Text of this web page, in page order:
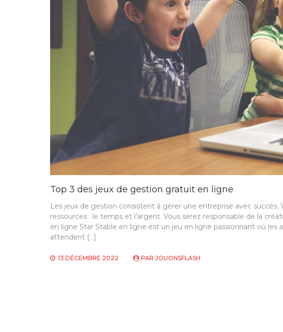
Top 3 des jeux de gestion gratuit en ligne
Les jeux de gestion consistent à gérer une entreprise avec succès.
ressources : le temps et l’argent. Vous serez responsable de la
en ligne Star Stable en ligne est un jeu en ligne passionnant où les
attendent […]
13 DÉCEMBRE 2022 PAR JOUONSFLASH